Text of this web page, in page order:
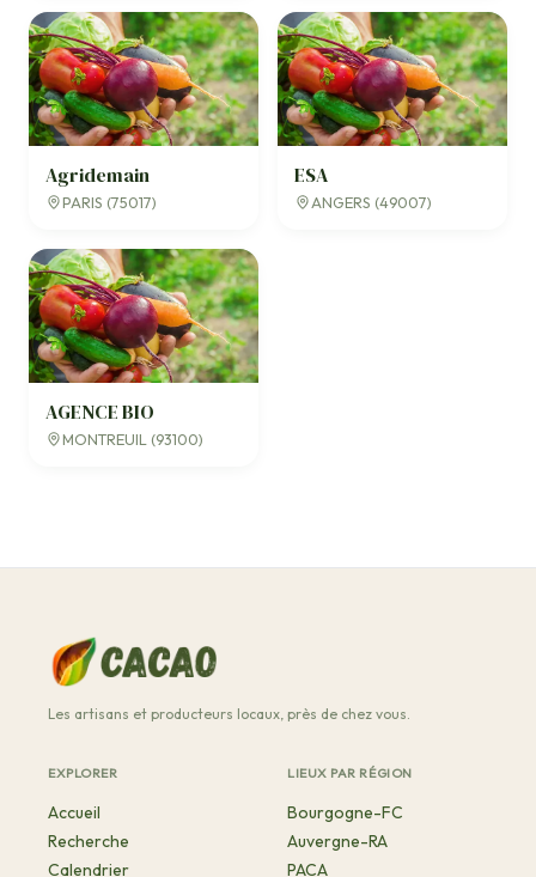
Agridemain
PARIS (75017)
ESA
ANGERS (49007)
AGENCE BIO
MONTREUIL (93100)
Les artisans et producteurs locaux, près de chez vous.
EXPLORER
Accueil
Recherche
Calendrier
LIEUX PAR RÉGION
Bourgogne-FC
Auvergne-RA
PACA